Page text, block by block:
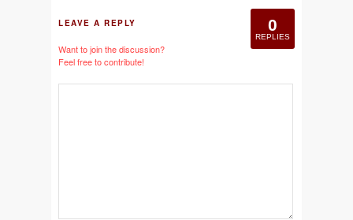
0
REPLIES
LEAVE A REPLY
Want to join the discussion?
Feel free to contribute!